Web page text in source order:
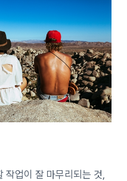
업이 잘 마무리되는 것,